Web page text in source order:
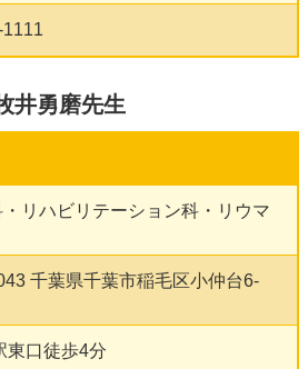
井勇磨先生
リハビリテーション科・リウマ
千葉県千葉市稲毛区小仲台6-
東口徒歩4分